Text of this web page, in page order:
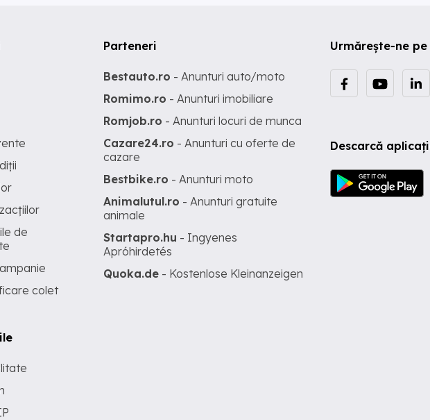
Urmărește-ne pe
Descarcă
de
colet
Parteneri
Bestauto.ro - Anunturi auto/moto
Romimo.ro - Anunturi imobiliare
Romjob.ro - Anunturi locuri de munca
Cazare24.ro - Anunturi cu oferte de
cazare
Bestbike.ro - Anunturi moto
Animalutul.ro - Anunturi gratuite
animale
Startapro.hu - Ingyenes
Apróhirdetés
Quoka.de - Kostenlose Kleinanzeigen